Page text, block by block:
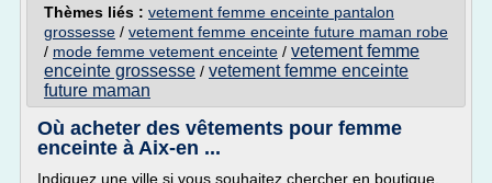
Thèmes liés : vetement femme enceinte pantalon
grossesse / vetement femme enceinte future maman robe
/ mode femme vetement enceinte / vetement femme
enceinte grossesse / vetement femme enceinte
future maman
Où acheter des vêtements pour femme
enceinte à Aix-en ...
Indiquez une ville si vous souhaitez chercher en boutique,